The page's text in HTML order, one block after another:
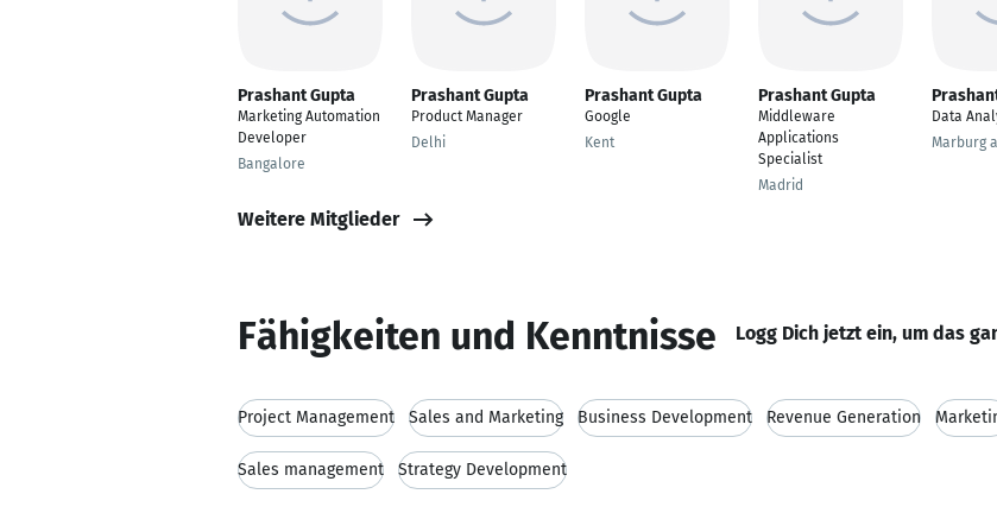
Prashant Gupta
Marketing Automation
Developer
Bangalore
Prashant Gupta
Product Manager
Delhi
Prashant Gupta
Google
Kent
Prashant Gupta
Middleware
Applications
Specialist
Madrid
Data
Marburg
Weitere Mitglieder
Fähigkeiten und Kenntnisse Logg Dich jetzt ein, um das
Project Management Sales and Marketing Business Development Revenue Generation
Sales management Strategy Development